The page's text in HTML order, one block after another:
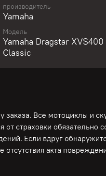
круизер от Yamaha!
привод! Один из
Аукционный лист!
И
Полностью готов к
Вас дополнительные
УСЛОВИЯ ПО
производитель
Yamaha
Модель
Yamaha Dragstar XVS400
Classic
Все мотоциклы и
от страховки
Если вдруг
акта